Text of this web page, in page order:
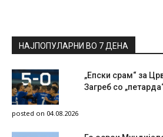
НАЈПОПУЛАРНИ ВО 7 ДЕНА
„Епски срам“ за
Загреб со
posted on 04.08.2026